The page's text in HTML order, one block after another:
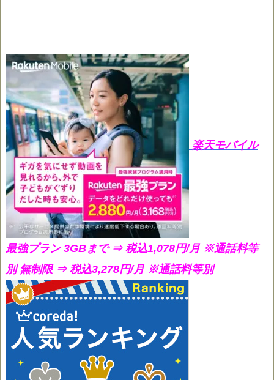
楽天モバイル
最強プラン 3GBまで ⇒ 税込1,078円/月 ※通話料等
別 無制限 ⇒ 税込3,278円/月 ※通話料等別